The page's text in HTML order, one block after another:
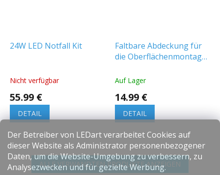
Der Betreiber von LEDart verarbeitet Cookies auf
dieser Website als Administrator personenbezogener
Daten, um die Website-Umgebung zu verbessern, zu
Analysezwecken und für gezielte Werbung.
24W LED Notfall Kit
Nicht verfügbar
55.99 €
DETAIL
Faltbare Abdeckung für
die Oberflächenmontage
30x120cm an
[ACC+035098]
Auf Lager
14.99 €
DETAIL
ALLE VERWANDTEN PRODUKTE ANZEIGEN